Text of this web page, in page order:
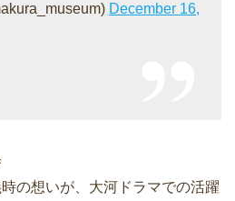
December 16,
の想いが、大河ドラマでの活躍